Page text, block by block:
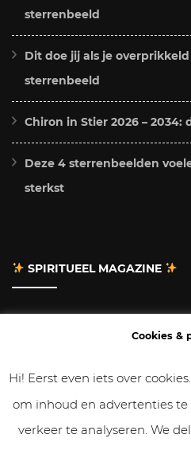
sterrenbeeld
Dit doe jij als je
sterrenbeeld
Chiron in Stier 2026 –
Deze 4 sterrenbeelden
sterkst
SPIRITUEEL MAGAZINE
Gastbloggen
Cookies &
Hi! Eerst even iets over
om inhoud en advertenties
verkeer te analyseren. We